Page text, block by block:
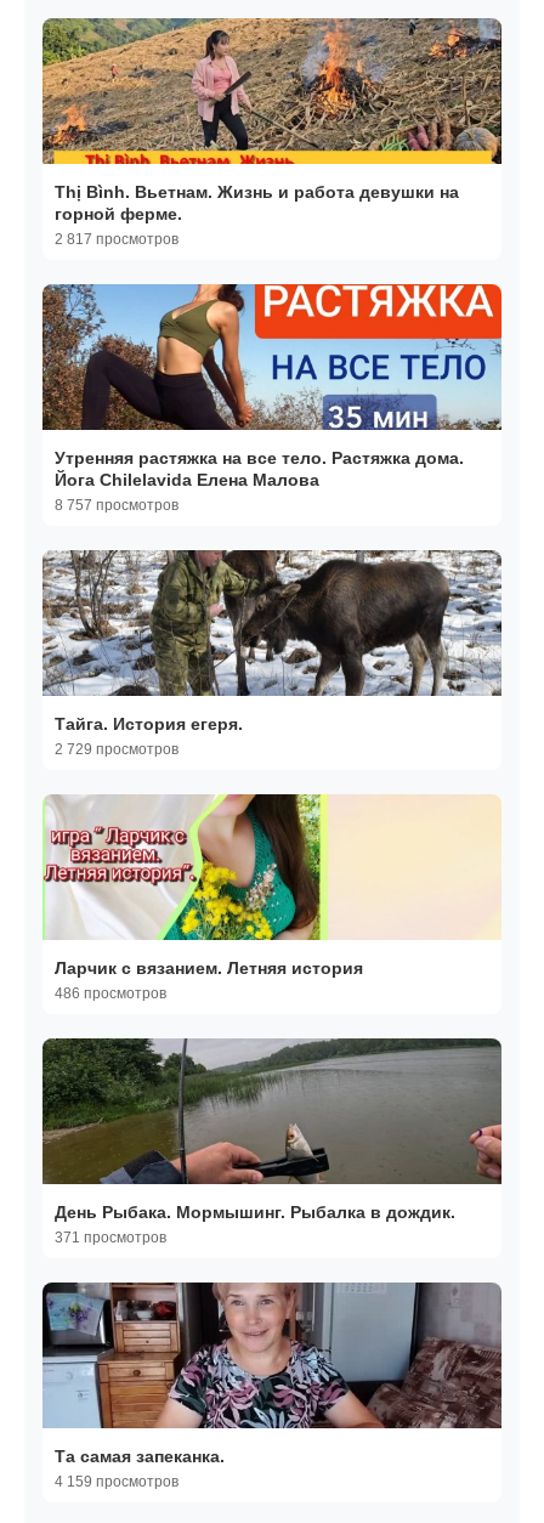
Thị Bình. Вьетнам. Жизнь и работа девушки на
горной ферме.
2 817 просмотров
Утренняя растяжка на все тело. Растяжка дома.
Йога Chilelavida Елена Малова
8 757 просмотров
Тайга. История егеря.
2 729 просмотров
Ларчик с вязанием. Летняя история
486 просмотров
День Рыбака. Мормышинг. Рыбалка в дождик.
371 просмотров
Та самая запеканка.
4 159 просмотров